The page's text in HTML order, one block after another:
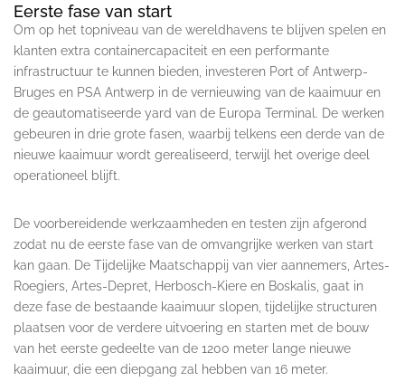
Eerste fase van start
Om op het topniveau van de wereldhavens te blijven spelen en
klanten extra containercapaciteit en een performante
infrastructuur te kunnen bieden, investeren Port of Antwerp-
Bruges en PSA Antwerp in de vernieuwing van de kaaimuur en
de geautomatiseerde yard van de Europa Terminal. De werken
gebeuren in drie grote fasen, waarbij telkens een derde van de
nieuwe kaaimuur wordt gerealiseerd, terwijl het overige deel
operationeel blijft.
De voorbereidende werkzaamheden en testen zijn afgerond
zodat nu de eerste fase van de omvangrijke werken van start
kan gaan. De Tijdelijke Maatschappij van vier aannemers, Artes-
Roegiers, Artes-Depret, Herbosch-Kiere en Boskalis, gaat in
deze fase de bestaande kaaimuur slopen, tijdelijke structuren
plaatsen voor de verdere uitvoering en starten met de bouw
van het eerste gedeelte van de 1200 meter lange nieuwe
kaaimuur, die een diepgang zal hebben van 16 meter.